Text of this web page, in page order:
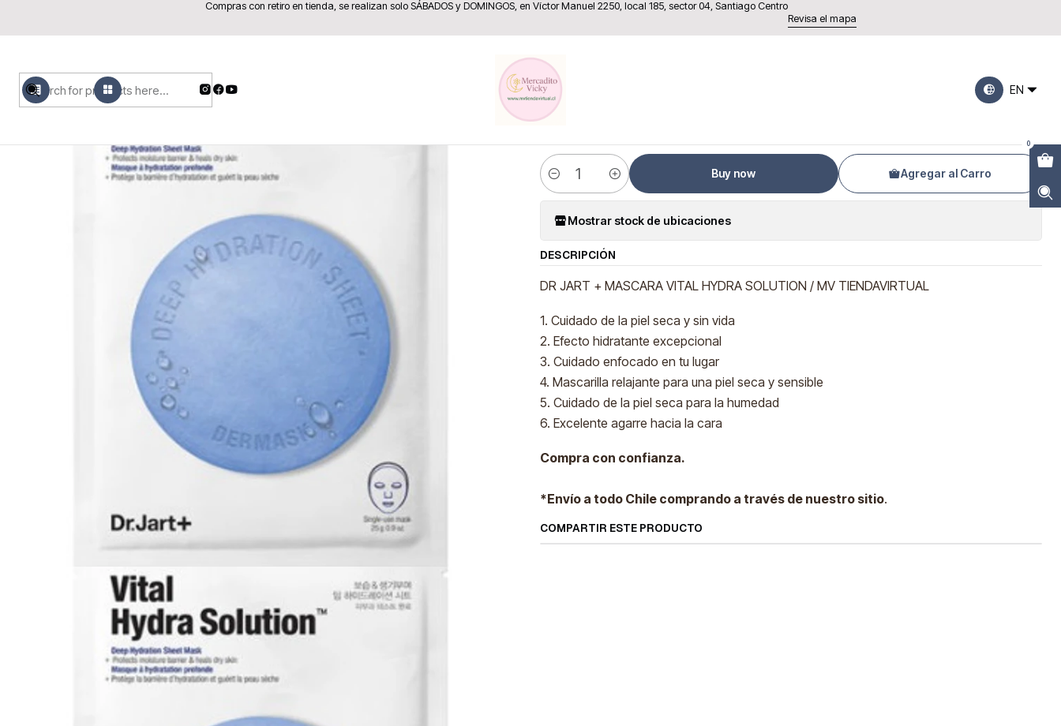
MENU PRODUCTOS EN
0
Compras con retiro en tienda, se realizan solo SÁBADOS y DOMINGOS, en Víctor Manuel 2250, local 185, sector 04, Santiago Centro
Revisa el mapa
Belleza y Cuidado Personal
Dr. Jart Máscara Vital Hydra
Solution
Cantidad
Agregar al Carro
Buy now
Mostrar stock de ubicaciones
DESCRIPCIÓN
DR JART + MASCARA VITAL HYDRA SOLUTION / MV TIENDAVIRTUAL
1. Cuidado de la piel seca y sin vida
2. Efecto hidratante excepcional
3. Cuidado enfocado en tu lugar
4. Mascarilla relajante para una piel seca y sensible
5. Cuidado de la piel seca para la humedad
6. Excelente agarre hacia la cara
Compra con confianza.
*Envío a todo Chile comprando a través de nuestro sitio.
COMPARTIR ESTE PRODUCTO